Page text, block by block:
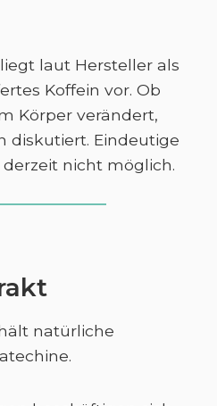
laut Hersteller als
Koffein vor. Ob
Körper verändert,
diskutiert. Eindeutige
nicht möglich.
natürliche